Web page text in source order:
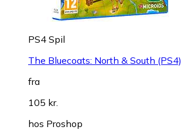
PS4 Spil
The Bluecoats: North & South (PS4)
fra
105 kr.
hos Proshop